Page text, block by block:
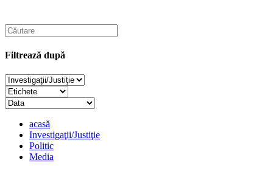
Filtrează după
acasă
Investigaţii/Justiţie
Politic
Media